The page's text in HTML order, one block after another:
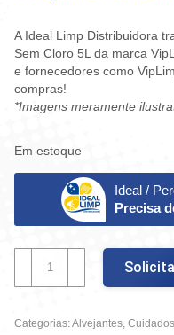
A Ideal Limp Distribuidora
Sem Cloro 5L da marca
e fornecedores como
compras!
*Imagens meramente
Em estoque
Ideal /
Precisa
Perfumado
Sem
5L
Categorias:Alvejantes,